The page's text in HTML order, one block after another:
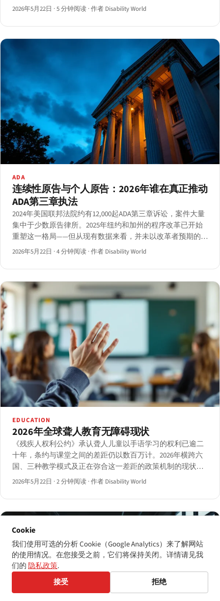
2026年5月22日 ·5 分钟阅读 ·作者 Disability World
ADA
连续性原告与个人原告：2026年谁在真正推动
ADA第三章执法
2024年美国联邦法院约有12,000起ADA第三章诉讼，案件大量
集中于少数原告律所。2025年纽约和加州的程序改革已开始
重塑这一格局——但从现有数据来看，并未以改革者预期的
方式呈现。
2026年5月22日 ·4 分钟阅读 ·作者 Disability World
EDUCATION
2026年全球聋人教育无障碍现状
《残疾人权利公约》承认聋人儿童以手语学习的权利已逾二
十年，条约与课堂之间的差距仍以数百万计。2026年横跨六
国、三种教学模式及正在弥合这一差距的政策机制的现状综
述。
2026年5月22日 ·2 分钟阅读 ·作者 Disability World
Cookie
我们使用可选的分析 Cookie（Google Analytics）来了解网站
的使用情况。在您接受之前，它们将保持关闭。详情请见我
们的隐私政策.
接受
拒绝